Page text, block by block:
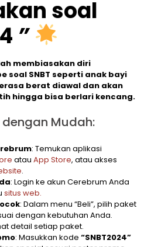
soal
”
membiasakan diri
soal SNBT seperti anak bayi
berat diawal dan akan
hingga bisa berlari kencang.
Mudah:
: Temukan aplikasi
atau App Store, atau akses
.
: Login ke akun Cerebrum Anda
situs web.
: Dalam menu “Beli”, pilih paket
dengan kebutuhan Anda.
detail setiap paket.
: Masukkan kode “SNBT2024”